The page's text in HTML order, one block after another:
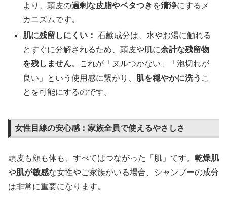
より、頭皮の過剰な皮脂やベタつき を清浄にするメ
カニズムです。
肌に残留しにくい： 石鹸成分は、水やお湯に触れる
とすぐに分解されるため、頭皮や肌に余計な残留物
を残しません。これが「ヌルつかない」「泡切れが
良い」という使用感に繋がり、 肌を穏やかに洗う こ
とを可能にするのです。
女性目線の安心感：家族全員で使えるやさしさ
頭皮も顔も体も、すべてはつながった「肌」です。 乾燥肌
や肌が敏感な女性やご家族がいる場合、シャンプーの成分
は非常に重要になります。